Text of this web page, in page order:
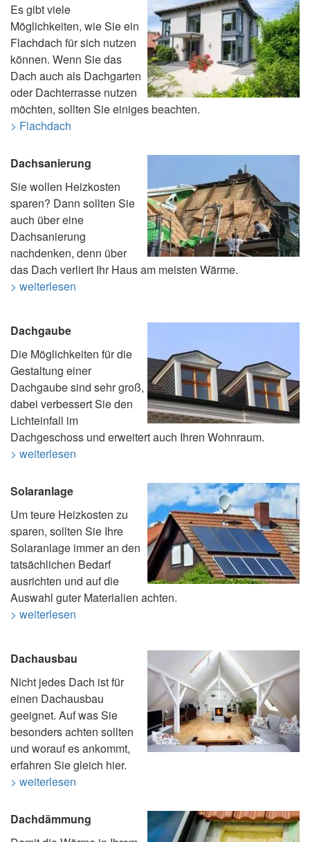
Es gibt viele
Möglichkeiten, wie Sie ein
Flachdach für sich nutzen
können. Wenn Sie das
Dach auch als Dachgarten
oder Dachterrasse nutzen
möchten, sollten Sie einiges beachten.
> Flachdach
Dachsanierung
Sie wollen Heizkosten
sparen? Dann sollten Sie
auch über eine
Dachsanierung
nachdenken, denn über
das Dach verliert Ihr Haus am meisten Wärme.
> weiterlesen
Dachgaube
Die Möglichkeiten für die
Gestaltung einer
Dachgaube sind sehr groß,
dabei verbessert Sie den
Lichteinfall im
Dachgeschoss und erweitert auch Ihren Wohnraum.
> weiterlesen
Solaranlage
Um teure Heizkosten zu
sparen, sollten Sie Ihre
Solaranlage immer an den
tatsächlichen Bedarf
ausrichten und auf die
Auswahl guter Materialien achten.
> weiterlesen
Dachausbau
Nicht jedes Dach ist für
einen Dachausbau
geeignet. Auf was Sie
besonders achten sollten
und worauf es ankommt,
erfahren Sie gleich hier.
> weiterlesen
Dachdämmung